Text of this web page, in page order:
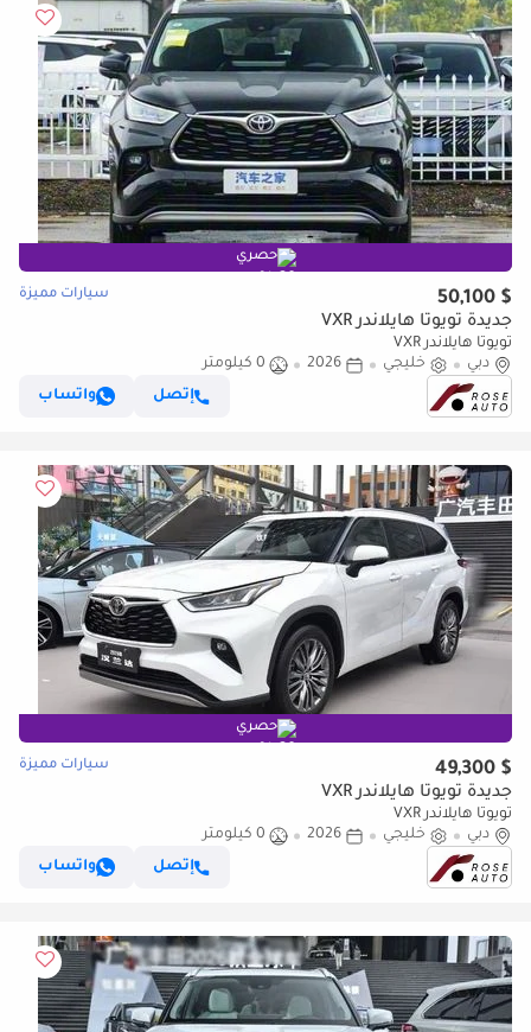
حصري
$ 50,100 سيارات مميزة
جديدة تويوتا هايلاندر VXR
تويوتا هايلاندر VXR
دبي
خليجي 2026
0 كيلومتر
إتصل
واتساب
حصري
$ 49,300 سيارات مميزة
جديدة تويوتا هايلاندر VXR
تويوتا هايلاندر VXR
دبي
خليجي 2026
0 كيلومتر
إتصل
واتساب